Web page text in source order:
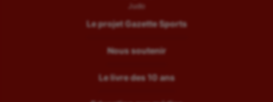
Judo
Le projet Gazette Sports
Nous soutenir
Le livre des 10 ans